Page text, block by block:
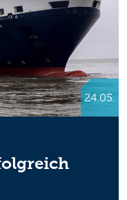
24.05.